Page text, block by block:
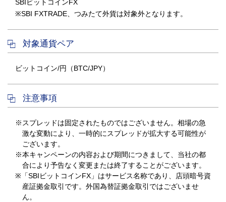
SBIビットコインFX
※SBI FXTRADE、つみたて外貨は対象外となります。
対象通貨ペア
ビットコイン/円（BTC/JPY）
注意事項
※スプレッドは固定されたものではございません。相場の急
激な変動により、一時的にスプレッドが拡大する可能性が
ございます。
※本キャンペーンの内容および期間につきまして、当社の都
合により予告なく変更または終了することがございます。
※「SBIビットコインFX」はサービス名称であり、店頭暗号資
産証拠金取引です。外国為替証拠金取引ではございませ
ん。